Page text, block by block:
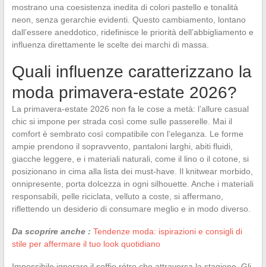
mostrano una coesistenza inedita di colori pastello e tonalità
neon, senza gerarchie evidenti. Questo cambiamento, lontano
dall’essere aneddotico, ridefinisce le priorità dell’abbigliamento e
influenza direttamente le scelte dei marchi di massa.
Quali influenze caratterizzano la
moda primavera-estate 2026?
La primavera-estate 2026 non fa le cose a metà: l’allure casual
chic si impone per strada così come sulle passerelle. Mai il
comfort è sembrato così compatibile con l’eleganza. Le forme
ampie prendono il sopravvento, pantaloni larghi, abiti fluidi,
giacche leggere, e i materiali naturali, come il lino o il cotone, si
posizionano in cima alla lista dei must-have. Il knitwear morbido,
onnipresente, porta dolcezza in ogni silhouette. Anche i materiali
responsabili, pelle riciclata, velluto a coste, si affermano,
riflettendo un desiderio di consumare meglio e in modo diverso.
Da scoprire anche : Tendenze moda: ispirazioni e consigli di
stile per affermare il tuo look quotidiano